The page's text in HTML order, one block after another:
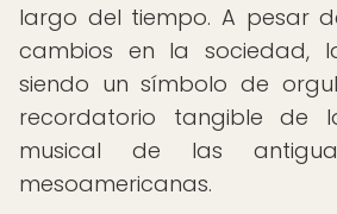
largo del tiempo. A pesar
cambios en la sociedad,
siendo un símbolo de
recordatorio tangible de
musical de las
mesoamericanas.